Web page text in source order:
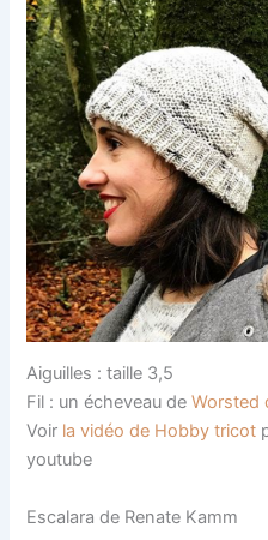
Aiguilles : taille 3,5
Fil : un écheveau deWorsted
Voir la vidéo de Hobby tricot
youtube
Escalara de Renate Kamm